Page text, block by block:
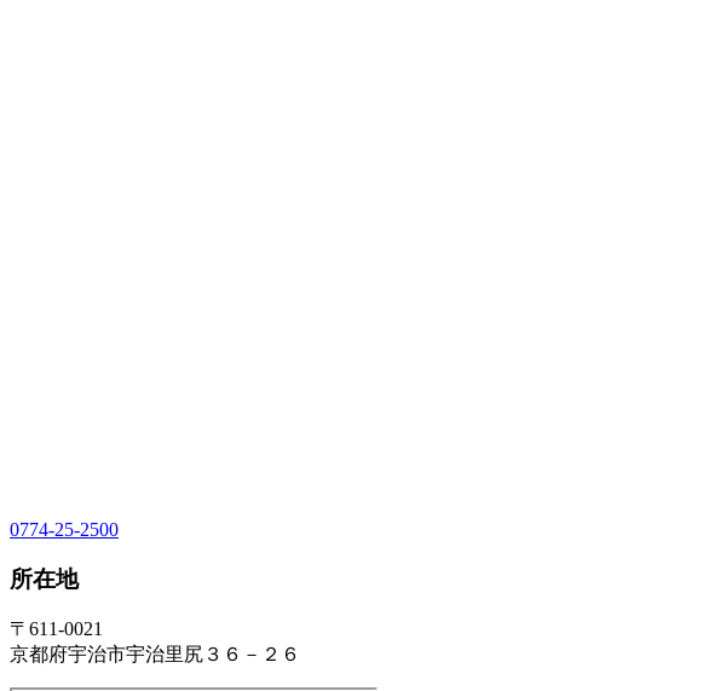
0774-25-2500
所在地
〒611-0021
京都府宇治市宇治里尻３６－２６